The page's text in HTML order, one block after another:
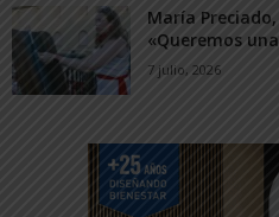
María
«Queremos
7 julio, 2026